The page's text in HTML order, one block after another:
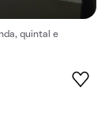
quintal e